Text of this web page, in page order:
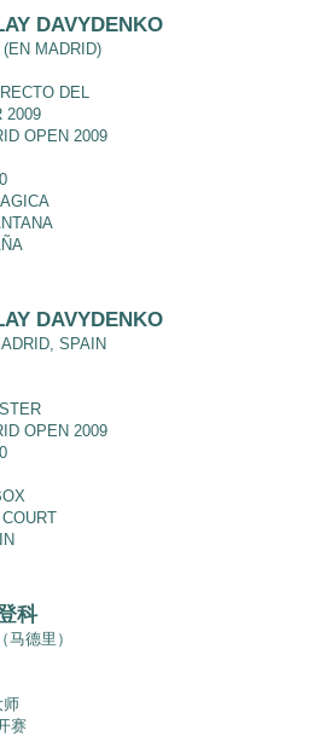
DAVYDENKO
MADRID)
DEL
2009
OPEN 2009
DAVYDENKO
SPAIN
OPEN 2009
科
德里）
师
赛